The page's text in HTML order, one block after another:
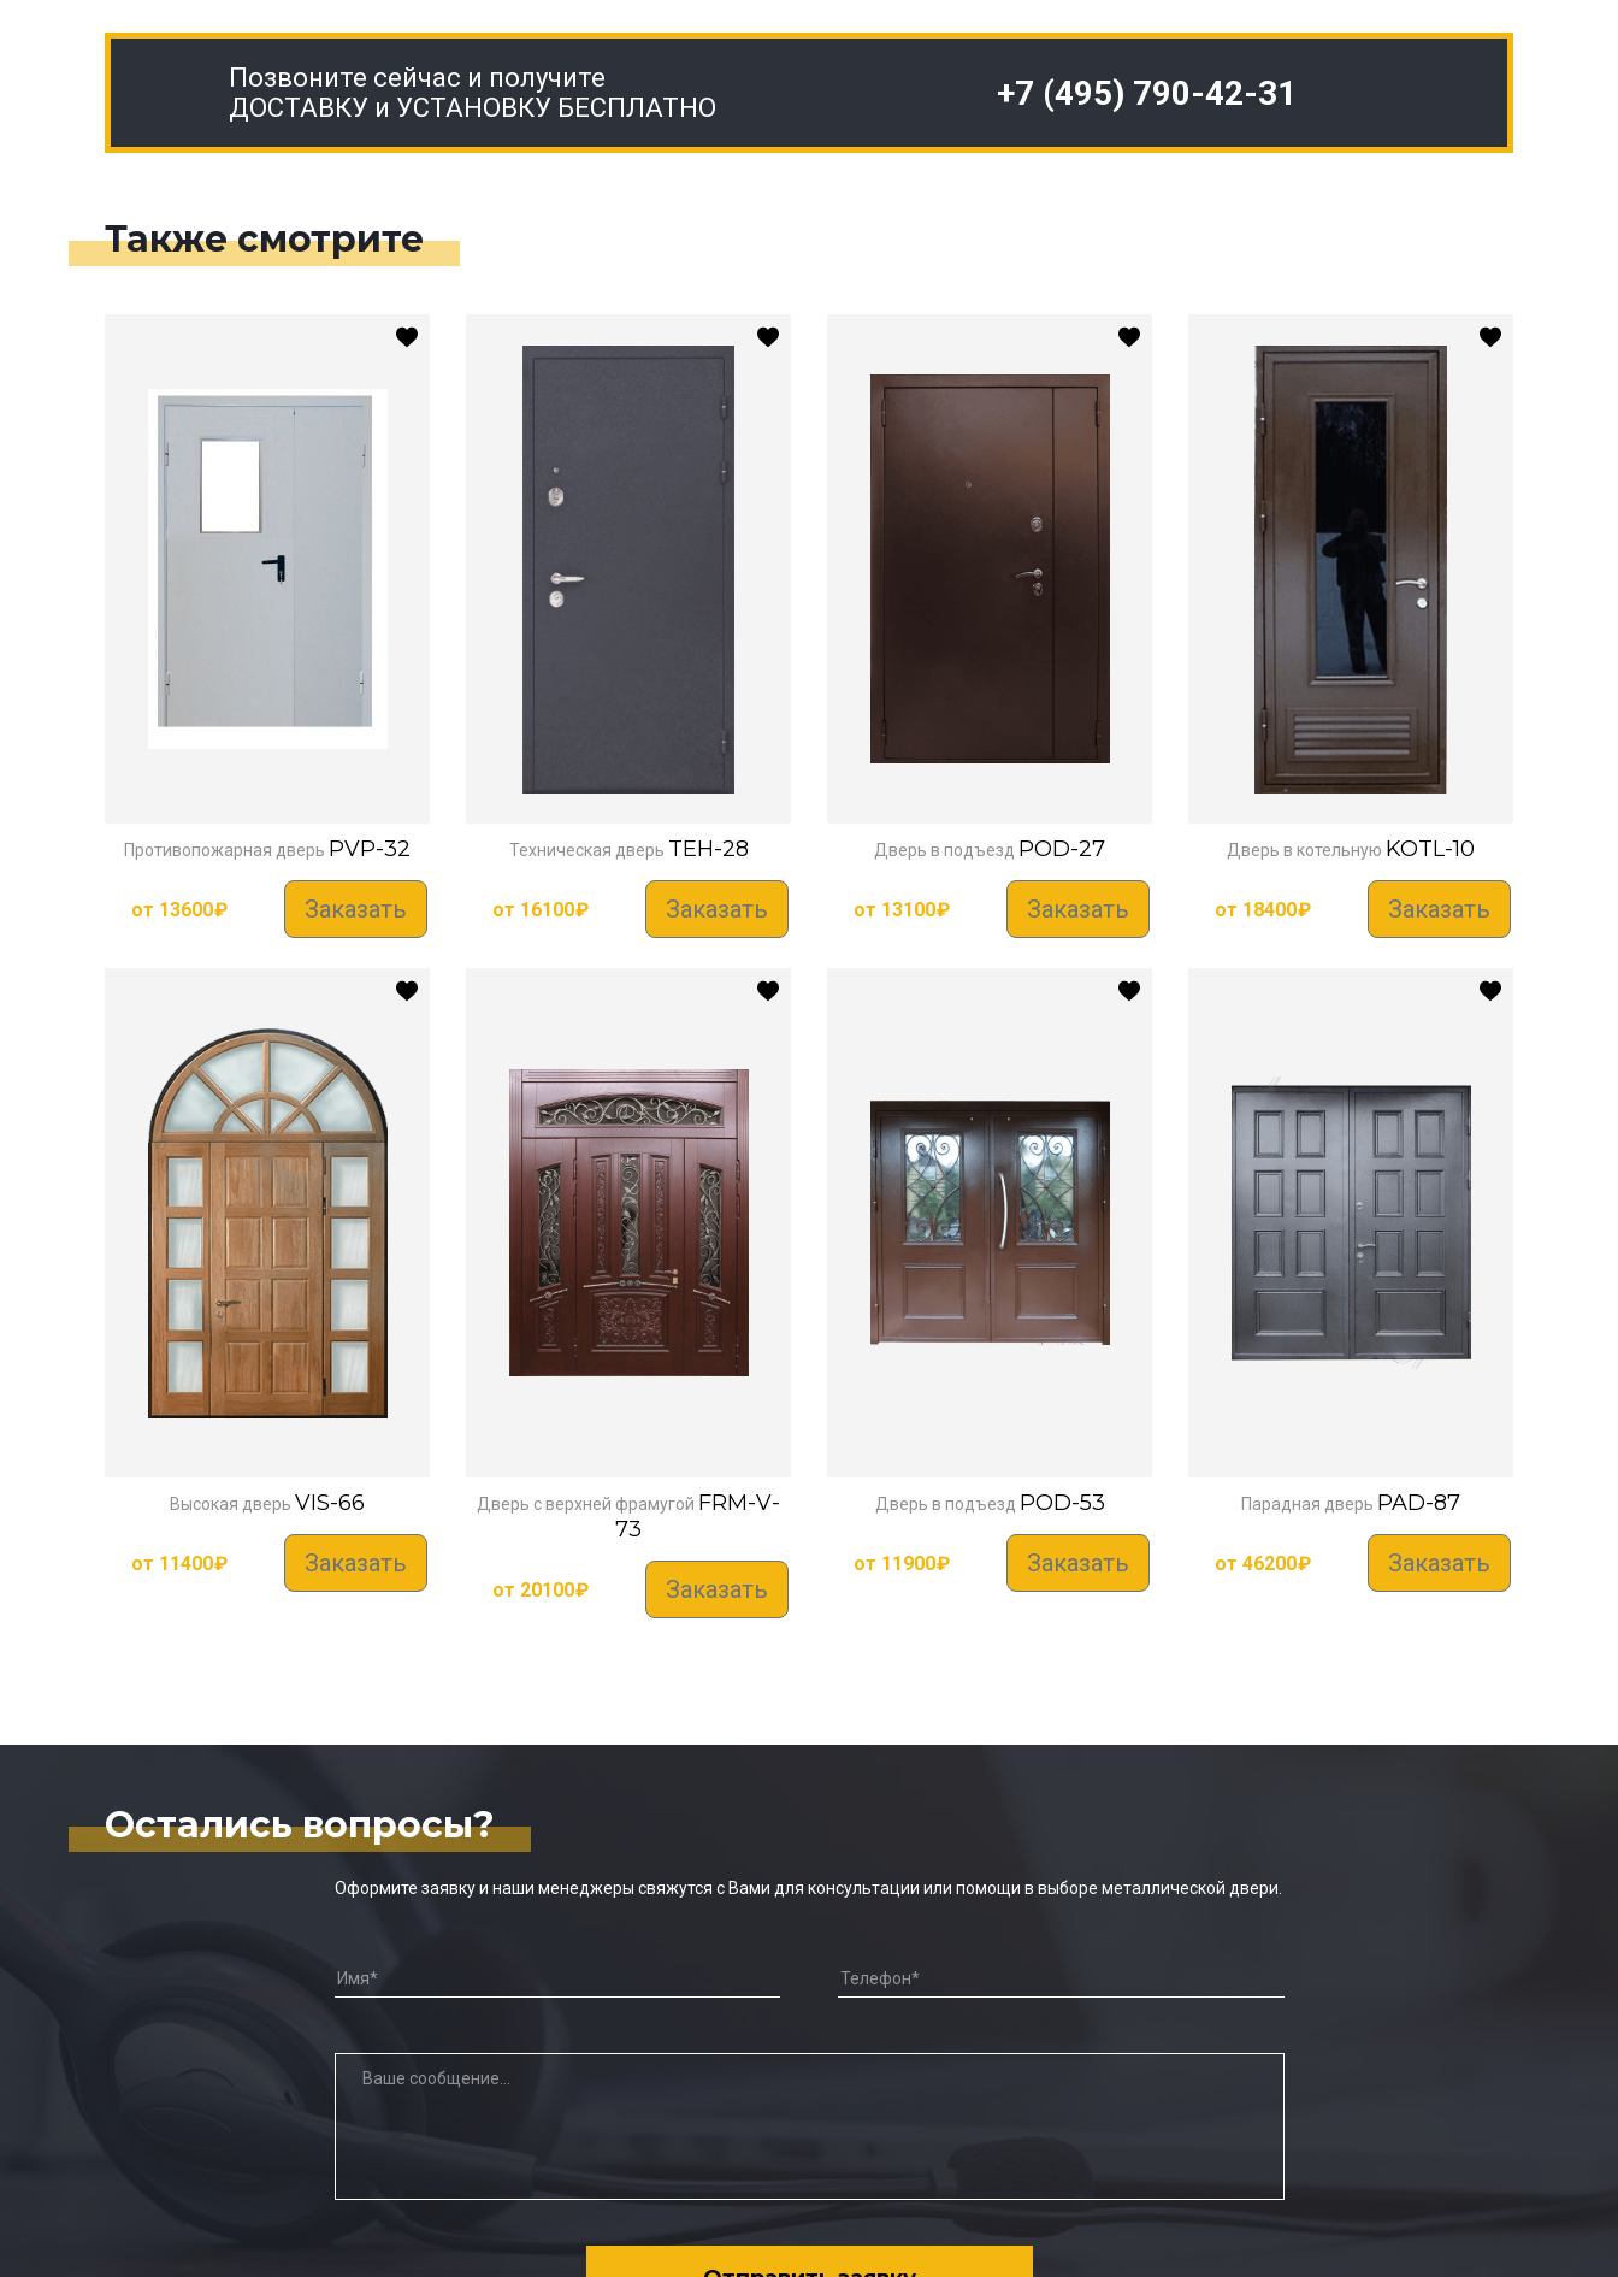
Позвоните сейчас и получите
ДОСТАВКУ и УСТАНОВКУ БЕСПЛАТНО
+7 (495) 790-42-31
Также смотрите
Противопожарная дверь PVP-32
от 13600₽ Заказать
Техническая дверь TEH-28
от 16100₽ Заказать
Дверь в подъезд POD-27
от 13100₽ Заказать
Дверь в котельную KOTL-10
от 18400₽ Заказать
Высокая дверь VIS-66
от 11400₽ Заказать
Дверь с верхней фрамугой FRM-V-
73
от 20100₽ Заказать
Дверь в подъезд POD-53
от 11900₽ Заказать
Парадная дверь PAD-87
от 46200₽ Заказать
Остались вопросы?
Оформите заявку и наши менеджеры свяжутся с Вами для консультации или помощи в выборе металлической двери.